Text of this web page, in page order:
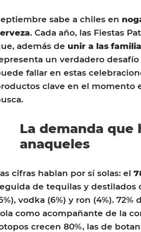
sabe a chiles en
. Cada año, las Fiestas
además de unir a las
un verdadero
fallar en estas
clave en el momento
La demanda que
anaqueles
cifras hablan por sí solas: el
de tequilas y destilados
vodka (6%) y ron (4%).
como acompañante de la
crecen 80%, las de